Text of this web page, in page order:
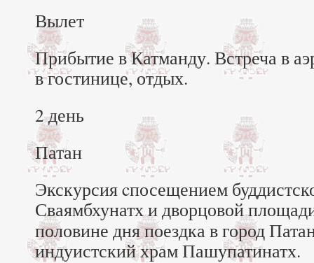
Вылет
Прибытие в Катманду. Встреча в
в гостинице, отдых.
2 день
Патан
Экскурсия cпосещением
Сваямбхунатх и дворцовой
половине дня поездка в город
индуистский храм Пашупатинатх.